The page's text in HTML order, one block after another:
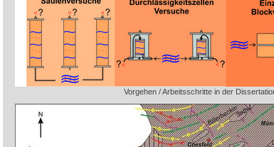
Vorgehen / Arbeitsschritte in der